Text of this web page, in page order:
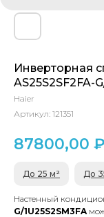
Инверторная
AS25S2SF2FA-
Haier
Артикул: 121351
87800,00 ₽
До 25 м² До
Настенный
G/1U25S2SM3FA